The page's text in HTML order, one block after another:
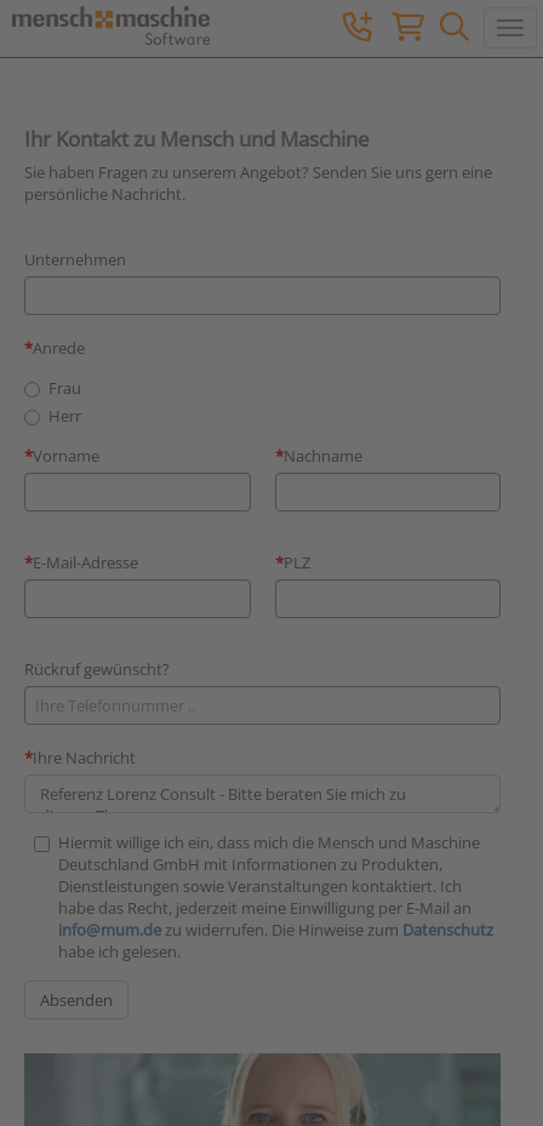
Ihr Kontakt zu Mensch und Maschine
Sie haben Fragen zu unserem Angebot? Senden Sie uns gern eine
persönliche Nachricht.
Unternehmen
Anrede
Frau
Herr
Vorname
Nachname
E-Mail-Adresse PLZ
Rückruf gewünscht?
Ihre Nachricht
Hiermit willige ich ein, dass mich die Mensch und Maschine
Deutschland GmbH mit Informationen zu Produkten,
Dienstleistungen sowie Veranstaltungen kontaktiert. Ich
habe das Recht, jederzeit meine Einwilligung per E-Mail an
info@mum.dezu widerrufen. Die Hinweise zum Datenschutz
habe ich gelesen.